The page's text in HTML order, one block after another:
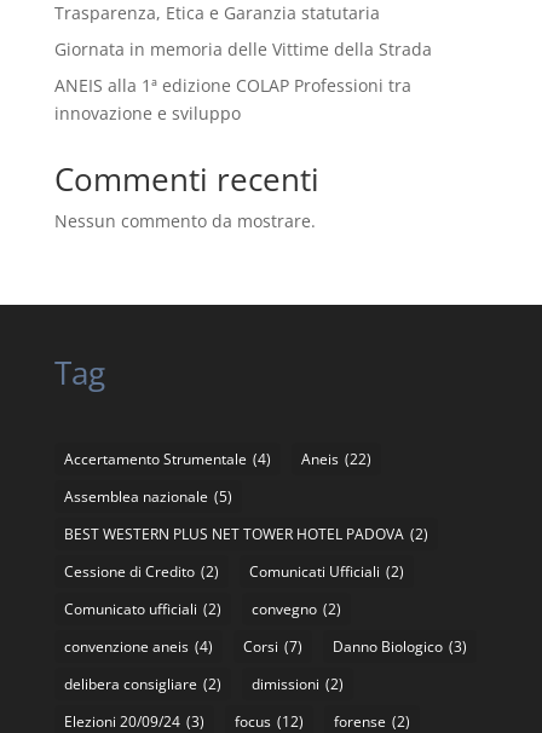
Trasparenza, Etica e Garanzia statutaria
Giornata in memoria delle Vittime della Strada
ANEIS alla 1ª edizione COLAP Professioni tra
innovazione e sviluppo
Commenti recenti
Nessun commento da mostrare.
Tag
Accertamento Strumentale (4) Aneis (22)
Assemblea nazionale (5)
BEST WESTERN PLUS NET TOWER HOTEL PADOVA (2)
Cessione di Credito (2) Comunicati Ufficiali (2)
Comunicato ufficiali (2) convegno (2)
convenzione aneis (4) Corsi (7) Danno Biologico (3)
delibera consigliare (2) dimissioni (2)
Elezioni 20/09/24 (3) focus (12) forense (2)